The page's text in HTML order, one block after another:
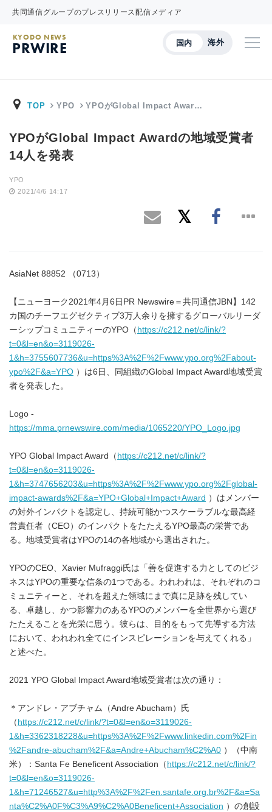
共同通信グループのプレスリリース配信メディア
国内 海外
KYODO NEWS
PRWIRE
TOP YPO YPOがGlobal Impact Awar…
YPOがGlobal Impact Awardの地域受賞者
14人を発表
YPO
2021/4/6 14:17
AsiaNet 88852 （0713）
【ニューヨーク2021年4月6日PR Newswire＝共同通信JBN】142
カ国のチーフエグゼクティブ3万人余りを擁するグローバルリーダ
ーシップコミュニティーのYPO（ https://c212.net/c/link/?
t=0&l=en&o=3119026-
1&h=3755607736&u=https%3A%2F%2Fwww.ypo.org%2Fabout-
ypo%2F&a=YPO ）は6日、同組織のGlobal Impact Award地域受賞
者を発表した。
Logo -
https://mma.prnewswire.com/media/1065220/YPO_Logo.jpg
YPO Global Impact Award（ https://c212.net/c/link/?
t=0&l=en&o=3119026-
1&h=3747656203&u=https%3A%2F%2Fwww.ypo.org%2Fglobal-
impact-awards%2F&a=YPO+Global+Impact+Award ）はメンバー
の対外インパクトを認定し、持続可能かつスケーラブルな最高経
営責任者（CEO）のインパクトをたたえるYPO最高の栄誉であ
る。地域受賞者はYPOの14の各地域から選出された。
YPOのCEO、Xavier Mufraggi氏は「善を促進する力としてのビジ
ネスはYPOの重要な信条の1つである。われわれは、それぞれのコ
ミュニティーと、それを超えた領域にまで真に足跡を残してい
る、卓越し、かつ影響力のあるYPOのメンバーを全世界から選び
たたえることを光栄に思う。彼らは、目的をもって先導する方法
において、われわれ全てにインスピレーションを与えてくれる」
と述べた。
2021 YPO Global Impact Award地域受賞者は次の通り：
＊アンドレ・アブチャム（Andre Abucham）氏
（ https://c212.net/c/link/?t=0&l=en&o=3119026-
1&h=3362318228&u=https%3A%2F%2Fwww.linkedin.com%2Fin
%2Fandre-abucham%2F&a=Andre+Abucham%C2%A0 ）（中南
米）：Santa Fe Beneficent Association（ https://c212.net/c/link/?
t=0&l=en&o=3119026-
1&h=71246527&u=http%3A%2F%2Fen.santafe.org.br%2F&a=Sa
nta%C2%A0F%C3%A9%C2%A0Beneficent+Association ）の創設